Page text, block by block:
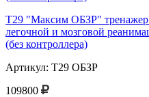
Т29 "Максим ОБЗР"
легочной и мозговой
(без контроллера)
Артикул: Т29 ОБЗР
109800